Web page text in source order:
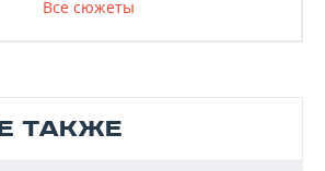
Все сюжеты
ТАКЖЕ